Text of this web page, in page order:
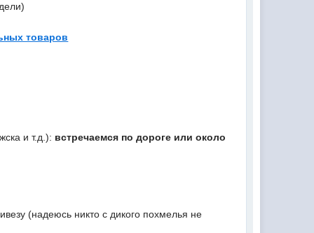
товаров
и т.д.): встречаемся по дороге или около
(надеюсь никто с дикого похмелья не